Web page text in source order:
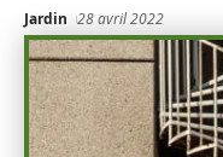
Jardin 28 avril 2022